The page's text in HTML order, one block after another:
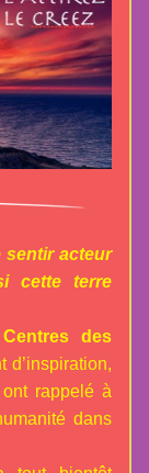
sentir acteur
cette terre
Centres des
d’inspiration,
rappelé à
dans